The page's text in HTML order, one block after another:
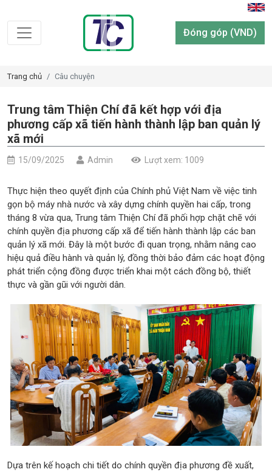
Đóng góp (VND)
Trang chủ Câu chuyện
Trung tâm Thiện Chí đã kết hợp với địa
phương cấp xã tiến hành thành lập ban quản lý
xã mới
15/09/2025 Admin Lượt xem: 1009
Thực hiện theo quyết định của Chính phủ Việt Nam về việc tinh
gọn bộ máy nhà nước và xây dựng chính quyền hai cấp, trong
tháng 8 vừa qua, Trung tâm Thiện Chí đã phối hợp chặt chẽ với
chính quyền địa phương cấp xã để tiến hành thành lập các ban
quản lý xã mới. Đây là một bước đi quan trọng, nhằm nâng cao
hiệu quả điều hành và quản lý, đồng thời bảo đảm các hoạt động
phát triển cộng đồng được triển khai một cách đồng bộ, thiết
thực và gần gũi với người dân.
Dựa trên kế hoạch chi tiết do chính quyền địa phương đề xuất,